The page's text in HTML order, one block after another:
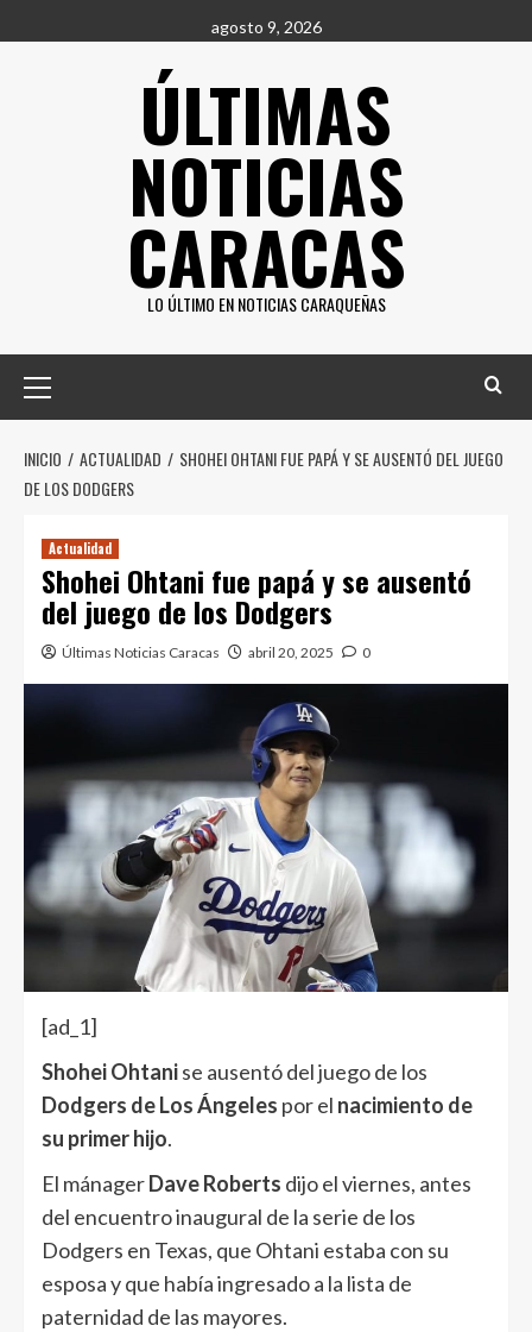
al
agosto 9, 2026
ÚLTIMAS
NOTICIAS
CARACAS
LO ÚLTIMO EN NOTICIAS CARAQUEÑAS
principal
INICIO ACTUALIDAD
SHOHEI OHTANI FUE PAPÁ Y SE AUSENTÓ DEL JUEGO
DE LOS DODGERS
Actualidad
Shohei Ohtani fue papá y se ausentó
del juego de los Dodgers
Últimas Noticias Caracas abril 20, 2025 0
[ad_1]
Shohei Ohtanise ausentó del juego de los
Dodgers de Los Ángeles por el nacimiento de
su primer hijo.
El mánagerDave Roberts dijo el viernes, antes
del encuentro inaugural de la serie de los
Dodgers en Texas, que Ohtani estaba con su
esposa y que había ingresado a la lista de
paternidad de las mayores.